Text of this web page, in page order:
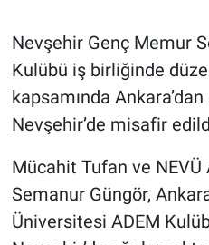
Nevşehir Genç Memur
Kulübü iş birliğinde
kapsamında
Nevşehir’de misafir
Mücahit Tufan ve NEVÜ
Semanur Güngör,
Üniversitesi ADEM
Kayseri
Niğde
Aksaray
Yerel